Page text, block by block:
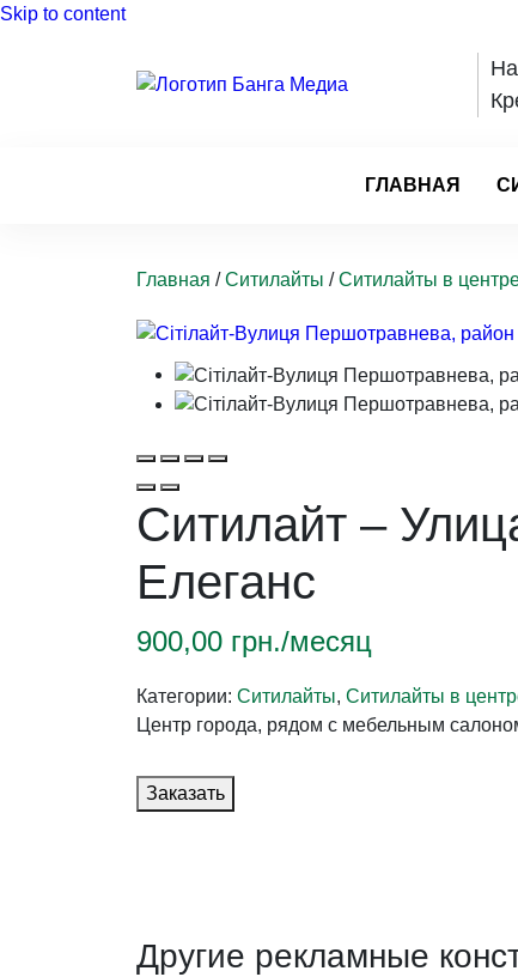
Skip to content
ГЛАВНАЯ
Главная /Ситилайты /Ситилайты в
Ситилайт –
Елеганс
900,00 грн./месяц
Категории: Ситилайты, Ситилайты в
Центр города, рядом с мебельным
Заказать
Другие рекламные